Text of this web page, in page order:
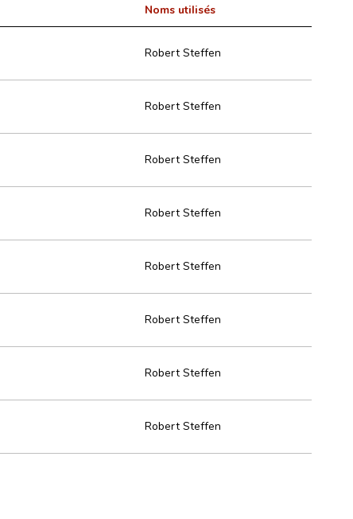
Noms utilisés
Robert Steffen
Robert Steffen
Robert Steffen
Robert Steffen
Robert Steffen
Robert Steffen
Robert Steffen
Robert Steffen